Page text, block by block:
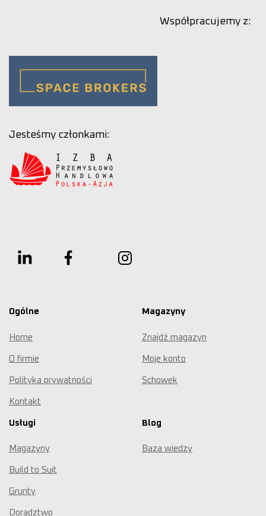
Współpracujemy z:
Jesteśmy członkami:
Ogólne
Home
O firmie
Polityka prywatności
Kontakt
Magazyny
Znajdź magazyn
Moje konto
Schowek
Usługi
Magazyny
Build to Suit
Grunty
Doradztwo
Blog
Baza wiedzy